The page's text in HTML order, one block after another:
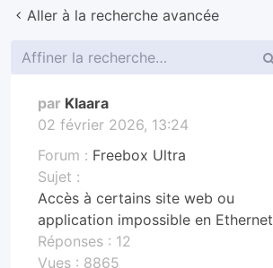
Aller à la recherche avancée
par Klaara
02 février 2026, 13:24
Forum : Freebox Ultra
Sujet :
Accès à certains site web ou
application impossible en Ethernet
Réponses : 12
Vues : 8865